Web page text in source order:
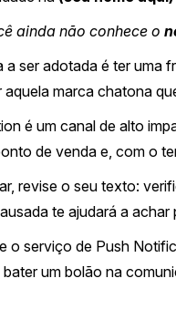
ainda não conhece o
a ser adotada é ter uma
aquela marca chatona
é um canal de alto
de venda e, com o
revise o seu texto:
te ajudará a
o serviço de Push
bater um bolão na